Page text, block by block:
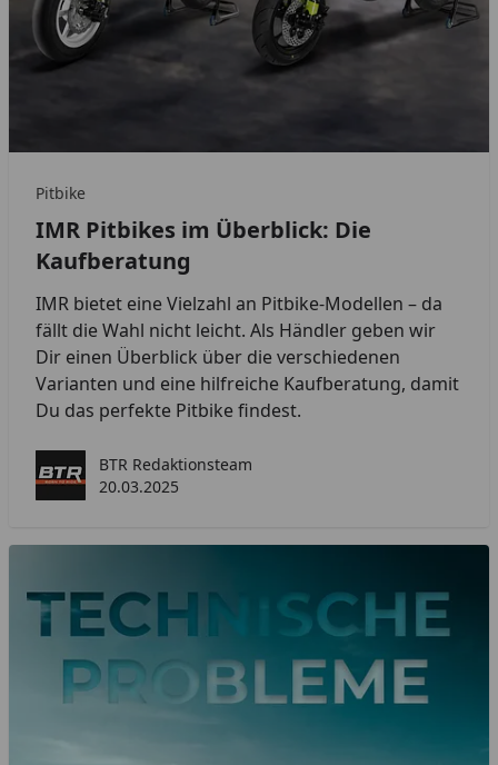
Pitbike
IMR Pitbikes im Überblick: Die
Kaufberatung
IMR bietet eine Vielzahl an Pitbike-Modellen – da
fällt die Wahl nicht leicht. Als Händler geben wir
Dir einen Überblick über die verschiedenen
Varianten und eine hilfreiche Kaufberatung, damit
Du das perfekte Pitbike findest.
BTR Redaktionsteam
20.03.2025